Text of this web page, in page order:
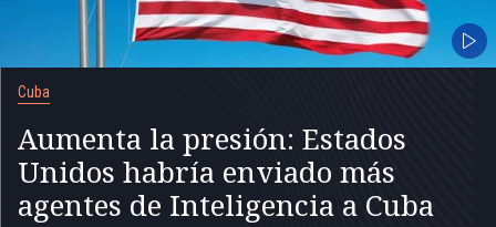
Cuba
Aumenta la presión: Estados
Unidos habría enviado más
agentes de Inteligencia a Cuba